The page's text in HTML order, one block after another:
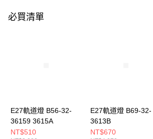
必買清單
E27軌道燈 B56-32-
36159 3615A
NT$510
E27軌道燈 B69-32-
3613B
NT$670